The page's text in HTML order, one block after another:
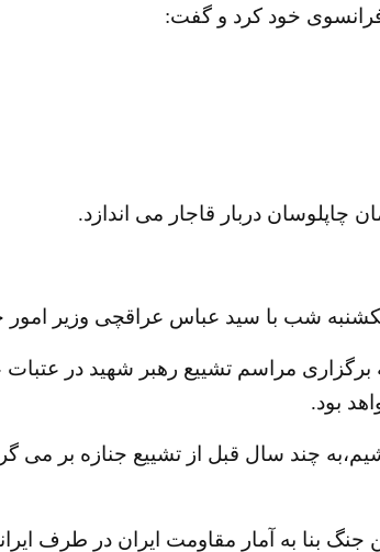
خود کرد و گفت:
چاپلوسان دربار قاجار می اندازد.
شب با سید عباس عراقچی وزیر امور
مراسم تشییع رهبر شهید در
بود.
چند سال قبل از تشییع جنازه بر می